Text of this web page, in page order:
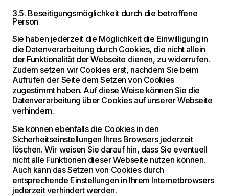
3.5. Beseitigungsmöglichkeit durch die betroffene
Person
Sie haben jederzeit die Möglichkeit die Einwilligung in
die Datenverarbeitung durch Cookies, die nicht allein
der Funktionalität der Webseite dienen, zu widerrufen.
Zudem setzen wir Cookies erst, nachdem Sie beim
Aufrufen der Seite dem Setzen von Cookies
zugestimmt haben. Auf diese Weise können Sie die
Datenverarbeitung über Cookies auf unserer Webseite
verhindern.
Sie können ebenfalls die Cookies in den
Sicherheitseinstellungen Ihres Browsers jederzeit
löschen. Wir weisen Sie darauf hin, dass Sie eventuell
nicht alle Funktionen dieser Webseite nutzen können.
Auch kann das Setzen von Cookies durch
entsprechende Einstellungen in Ihrem Internetbrowsers
jederzeit verhindert werden.